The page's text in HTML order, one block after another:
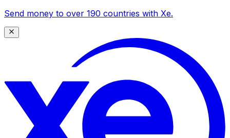
Send money to over 190 countries with Xe.